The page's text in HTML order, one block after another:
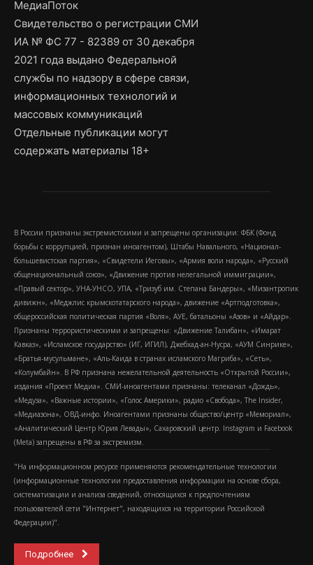
МедиаПоток
Свидетельство о регистрации СМИ
ИА № ФС 77 - 82389 от 30 декабря
2021 года выдано Федеральной
службы по надзору в сфере связи,
информационных технологий и
массовых коммуникаций
Отдельные публикации могут
содержать материалы 18+
В России признаны экстремистскими и запрещены организации: ФБК (Фонд
борьбы с коррупцией, признан иноагентом), Штабы Навального, «Национал-
большевистская партия», «Свидетели Иеговы», «Армия воли народа», «Русский
общенациональный союз», «Движение против нелегальной иммиграции»,
«Правый сектор», УНА-УНСО, УПА, «Тризуб им. Степана Бандеры», «Мизантропик
дивижн», «Меджлис крымскотатарского народа», движение «Артподготовка»,
общероссийская политическая партия «Воля», АУЕ, батальоны «Азов» и «Айдар».
Признаны террористическими и запрещены: «Движение Талибан», «Имарат
Кавказ», «Исламское государство» (ИГ, ИГИЛ), Джебхад-ан-Нусра, «АУМ Синрике»,
«Братья-мусульмане», «Аль-Каида в странах исламского Магриба», «Сеть»,
«Колумбайн». В РФ признана нежелательной деятельность «Открытой России»,
издания «Проект Медиа». СМИ-иноагентами признаны: телеканал «Дождь»,
«Медуза», «Важные истории», «Голос Америки», радио «Свобода», The Insider,
«Медиазона», ОВД-инфо. Иноагентами признаны общество/центр «Мемориал»,
«Аналитический Центр Юрия Левады», Сахаровский центр. Instagram и Facebook
(Metа) запрещены в РФ за экстремизм.
"На информационном ресурсе применяются рекомендательные технологии
(информационные технологии предоставления информации на основе сбора,
систематизации и анализа сведений, относящихся к предпочтениям
пользователей сети "Интернет", находящихся на территории Российской
Федерации)".
Подробнее